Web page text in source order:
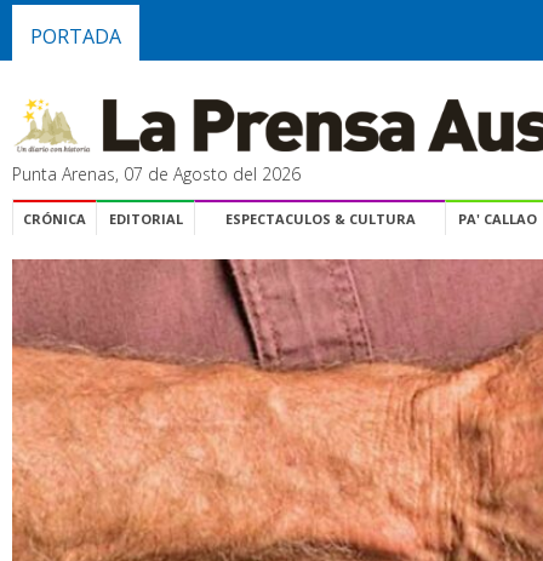
PORTADA
Punta Arenas, 07 de Agosto del 2026
CRÓNICA EDITORIAL ESPECTACULOS & CULTURA PA' CALLAO